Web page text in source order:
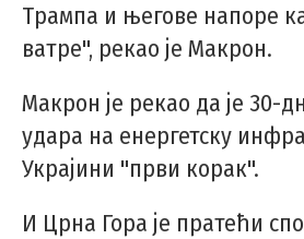
Трампа и његове напоре
ватре", рекао је Макрон.
Макрон је рекао да је 30-
удара на енергетску
Украјини "први корак".
И Црна Гора је пратећи